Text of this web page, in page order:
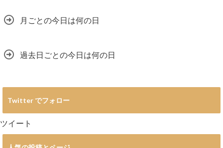
月ごとの今日は何の日
過去日ごとの今日は何の日
Twitter でフォロー
ツイート